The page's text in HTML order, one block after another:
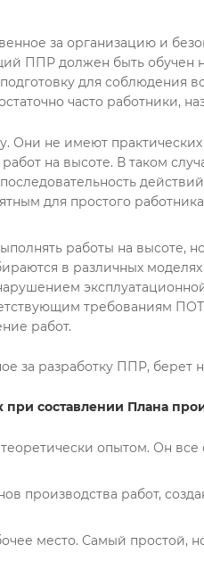
за организацию и
ППР должен быть обучен
для
часто работники,
Они не имеют
на высоте. В таком
для простого
работы на высоте,
в различных
требованиям
работ.
за разработку ППР, берет
составлении Плана
опытом. Он
производства работ,
место. Самый простой,